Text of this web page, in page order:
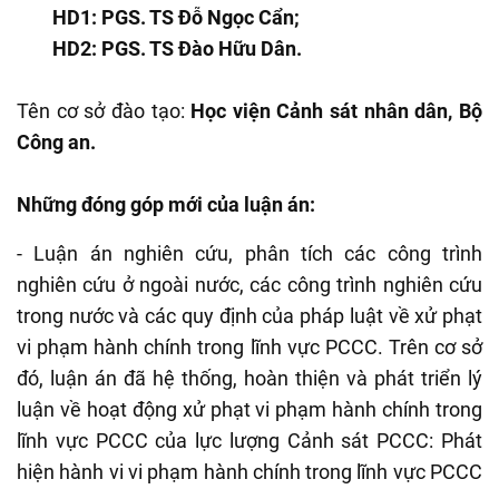
HD1: PGS. TS Đỗ Ngọc Cẩn;
HD2: PGS. TS Đào Hữu Dân.
Tên cơ sở đào tạo: Học viện Cảnh sát nhân dân, Bộ
Công an.
Những đóng góp mới của luận án:
- Luận án nghiên cứu, phân tích các công trình
nghiên cứu ở ngoài nước, các công trình nghiên cứu
trong nước và các quy định của pháp luật về xử phạt
vi phạm hành chính trong lĩnh vực PCCC. Trên cơ sở
đó, luận án đã hệ thống, hoàn thiện và phát triển lý
luận về hoạt động xử phạt vi phạm hành chính trong
lĩnh vực PCCC của lực lượng Cảnh sát PCCC: Phát
hiện hành vi vi phạm hành chính trong lĩnh vực PCCC